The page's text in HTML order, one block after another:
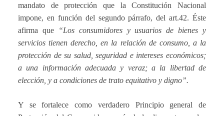
mandato de protección que la Constitución Nacional
impone, en función del segundo párrafo, del art.42. Éste
afirma que
“Los consumidores y usuarios de bienes y
servicios tienen derecho, en la relación de consumo, a la
protección de su salud, seguridad e intereses económicos;
a una información adecuada y veraz; a la libertad de
elección, y a condiciones de trato equitativo y digno”.
Y se fortalece como verdadero Principio general de